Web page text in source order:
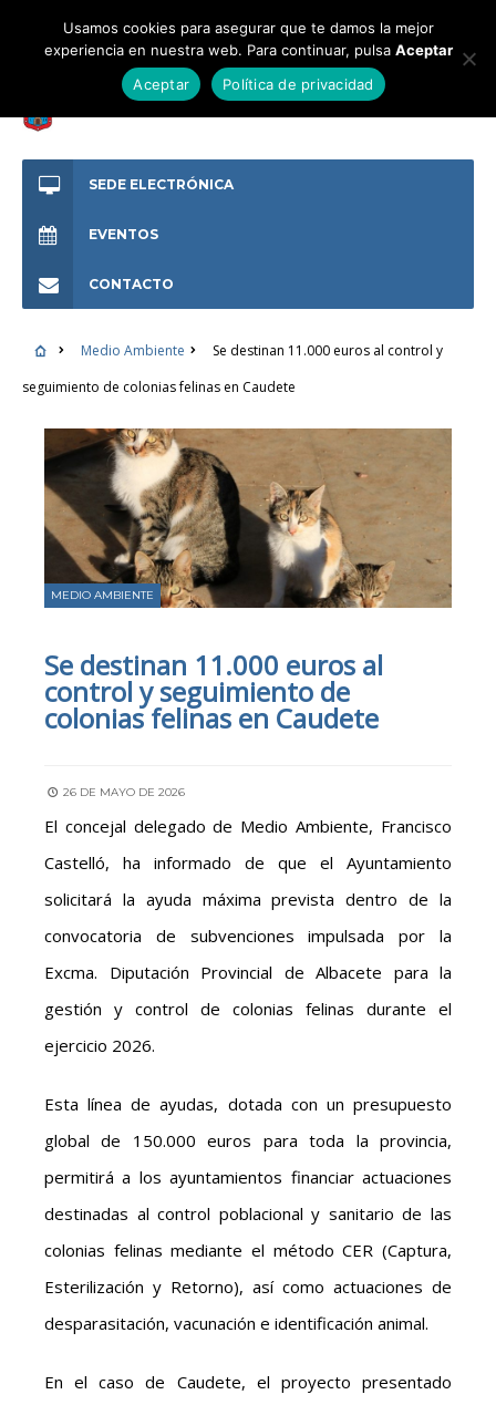
SEDE ELECTRÓNICA
EVENTOS
CONTACTO
Medio Ambiente
Se destinan 11.000 euros al control y
seguimiento de colonias felinas en Caudete
MEDIO AMBIENTE
Se destinan 11.000 euros al
control y seguimiento de
colonias felinas en Caudete
26 DE MAYO DE 2026
El concejal delegado de Medio Ambiente, Francisco
Castelló, ha informado de que el Ayuntamiento
solicitará la ayuda máxima prevista dentro de la
convocatoria de subvenciones impulsada por la
Excma. Diputación Provincial de Albacete para la
gestión y control de colonias felinas durante el
ejercicio 2026.
Esta línea de ayudas, dotada con un presupuesto
global de 150.000 euros para toda la provincia,
permitirá a los ayuntamientos financiar actuaciones
destinadas al control poblacional y sanitario de las
colonias felinas mediante el método CER (Captura,
Esterilización y Retorno), así como actuaciones de
desparasitación, vacunación e identificación animal.
En el caso de Caudete, el proyecto presentado
Usamos cookies para asegurar que te damos la mejor
experiencia en nuestra web. Para continuar, pulsa Aceptar
Aceptar
Política de privacidad